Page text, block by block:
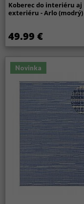
Koberec do interiéru aj
exteriéru - Arlo (modrý)
49.99 €
Novinka